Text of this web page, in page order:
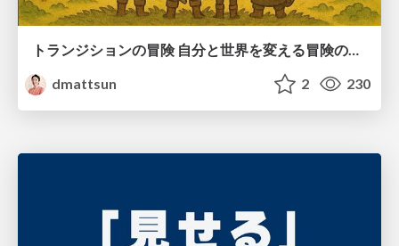
トランジションの冒険 自分と世界を変える冒険の書 / Transition Adventure
dmattsun
2 230